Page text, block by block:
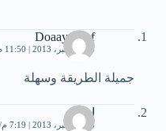
Doaayousef
16 ديسمبر، 2013 | 11:50 ص
جميلة الطريقة وسهلة
اموله
16 ديسمبر، 2013 | 7:19 م